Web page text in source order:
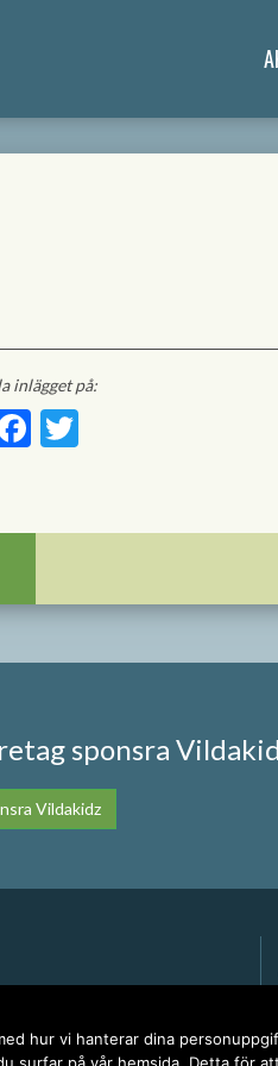
inlägget på:
Facebook
sponsra
Vildakidz
hur vi hanterar dina